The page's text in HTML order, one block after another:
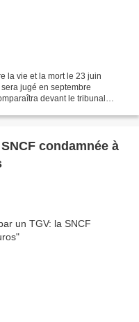
la vie et la mort le 23 juin
jugé en septembre
devant le tribunal
condamnée à